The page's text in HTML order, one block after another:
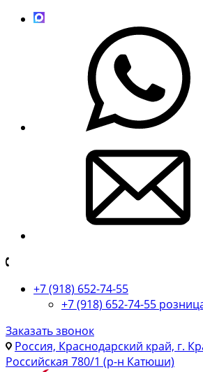
+7 (918) 652-74-55
+7 (918) 652-74-55
Заказать звонок
Россия, Краснодарский край, г.
Российская 780/1 (р-н Катюши)